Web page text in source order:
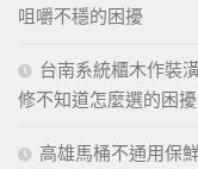
咀嚼不穩的困擾
台南系統櫃木作裝
修不知道怎麼選的困擾
高雄馬桶不通用保